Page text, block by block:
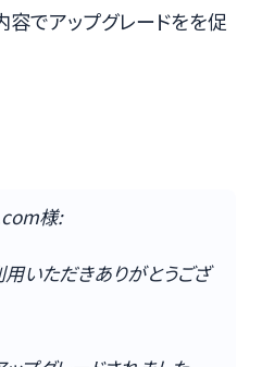
容でアップグレードをを促
様:
いただきありがとうござ